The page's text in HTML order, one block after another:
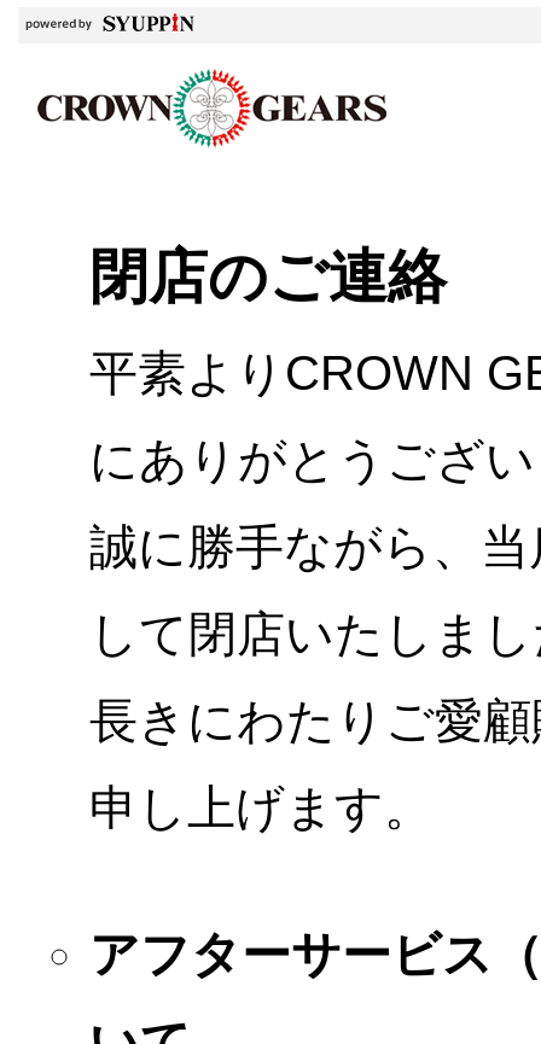
閉店のご連絡
平素よりCROWN
にありがとうござ
誠に勝手ながら、
して閉店いたしま
長きにわたりご愛
申し上げます。
アフターサービス